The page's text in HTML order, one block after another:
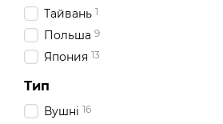
Тайвань 1
Польша 9
Япония 13
Тип
Вушні 16